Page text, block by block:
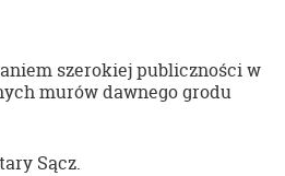
szerokiej publiczności w
murów dawnego grodu
Sącz.